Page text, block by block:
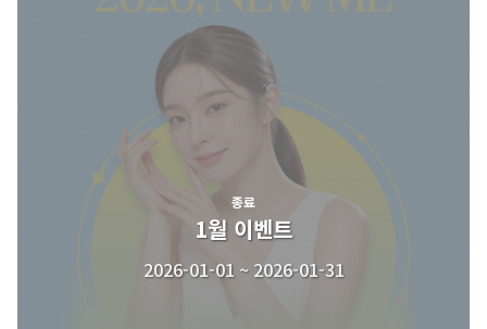
종료
1월 이벤트
2026-01-01 ~ 2026-01-31